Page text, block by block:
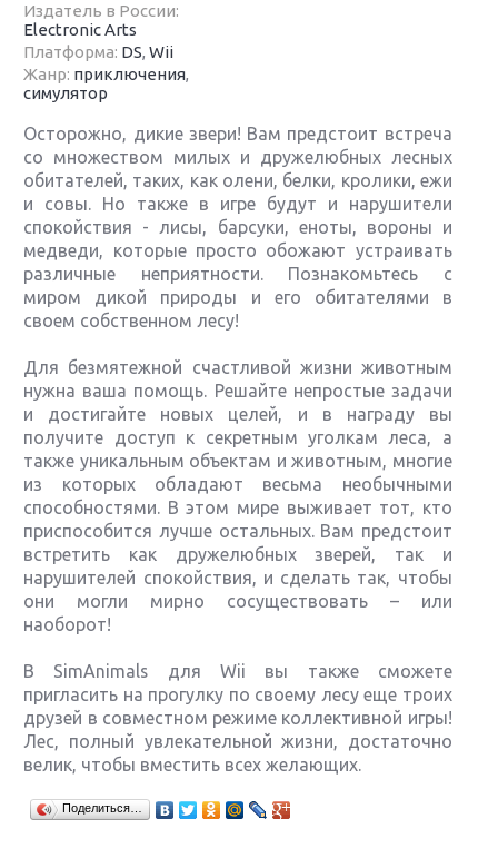
Издатель в России:
Electronic Arts
Платформа: DS,Wii
Жанр: приключения,
симулятор
Осторожно, дикие звери! Вам предстоит встреча
со множеством милых и дружелюбных лесных
обитателей, таких, как олени, белки, кролики, ежи
и совы. Но также в игре будут и нарушители
спокойствия - лисы, барсуки, еноты, вороны и
медведи, которые просто обожают устраивать
различные неприятности. Познакомьтесь с
миром дикой природы и его обитателями в
своем собственном лесу!
Для безмятежной счастливой жизни животным
нужна ваша помощь. Решайте непростые задачи
и достигайте новых целей, и в награду вы
получите доступ к секретным уголкам леса, а
также уникальным объектам и животным, многие
из которых обладают весьма необычными
способностями. В этом мире выживает тот, кто
приспособится лучше остальных. Вам предстоит
встретить как дружелюбных зверей, так и
нарушителей спокойствия, и сделать так, чтобы
они могли мирно сосуществовать – или
наоборот!
В SimAnimals для Wii вы также сможете
пригласить на прогулку по своему лесу еще троих
друзей в совместном режиме коллективной игры!
Лес, полный увлекательной жизни, достаточно
велик, чтобы вместить всех желающих.
Поделиться…
Крупнейшие релизы мая: Nintendo, Microsoft и
Sony